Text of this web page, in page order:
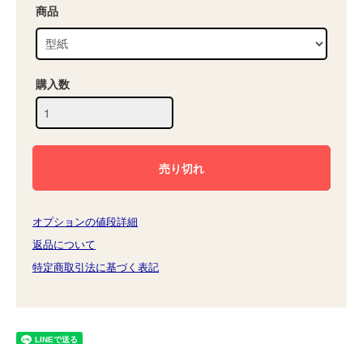
商品
購入数
オプションの値段詳細
返品について
特定商取引法に基づく表記